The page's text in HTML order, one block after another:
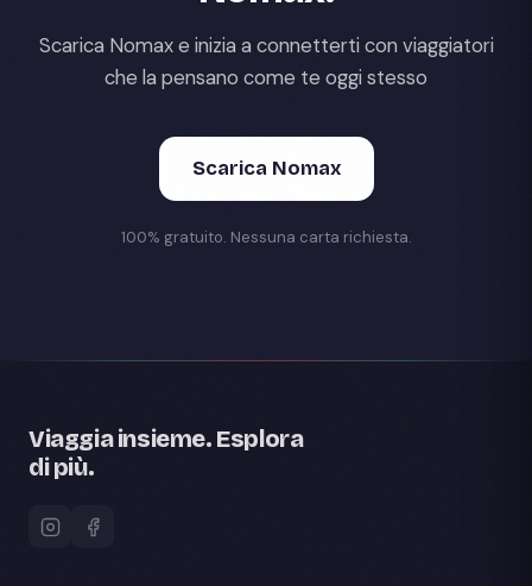
Scarica Nomax e inizia a connetterti con viaggiatori
che la pensano come te oggi stesso
Scarica Nomax
100% gratuito. Nessuna carta richiesta.
Viaggia insieme. Esplora
di più.